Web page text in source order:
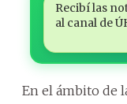
Recibí las
al canal de
En el ámbito de